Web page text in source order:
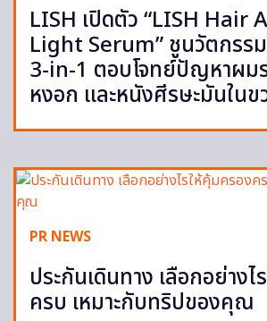
LISH เปิดตัว “LISH Hair
Light Serum” ชูนวัตกรร
3-in-1 ตอบโจทย์ปัญหาผม
หงอก และหนังศีรษะมันในข
PR NEWS
ประกันเดินทาง เลือกอย่าง
ครบ เหมาะกับทริปของคุณ